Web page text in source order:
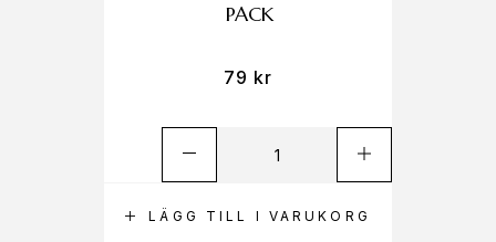
LÄGG TILL I VARUKORG
PACK
79 kr